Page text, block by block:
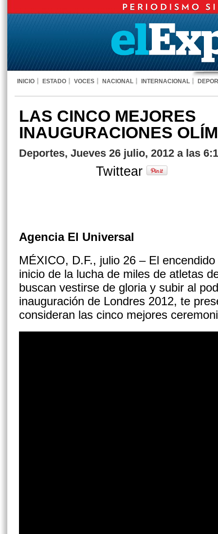
INICIO ESTADO VOCES NACIONAL INTERNACIONAL
LAS CINCO MEJORES
INAUGURACIONES
Deportes, Jueves 26 julio, 2012 a las
Twittear
Agencia El Universal
MÉXICO, D.F., julio 26 – El
inicio de la lucha de miles de atletas
buscan vestirse de gloria y subir al
inauguración de Londres 2012, te
consideran las cinco mejores